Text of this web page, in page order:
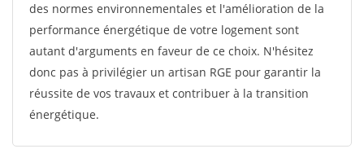
des normes environnementales et l'amélioration de la
performance énergétique de votre logement sont
autant d'arguments en faveur de ce choix. N'hésitez
donc pas à privilégier un artisan RGE pour garantir la
réussite de vos travaux et contribuer à la transition
énergétique.